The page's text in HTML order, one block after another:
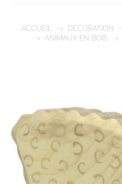
ACCUEIL DÉCORATION
ANIMAUX EN BOIS